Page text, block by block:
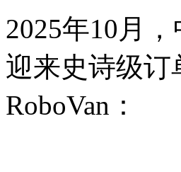
2025年10月
迎来史诗级
RoboVan：